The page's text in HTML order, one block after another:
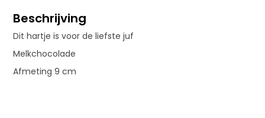
Beschrijving
Dit hartje is voor de liefste juf
Melkchocolade
Afmeting 9 cm